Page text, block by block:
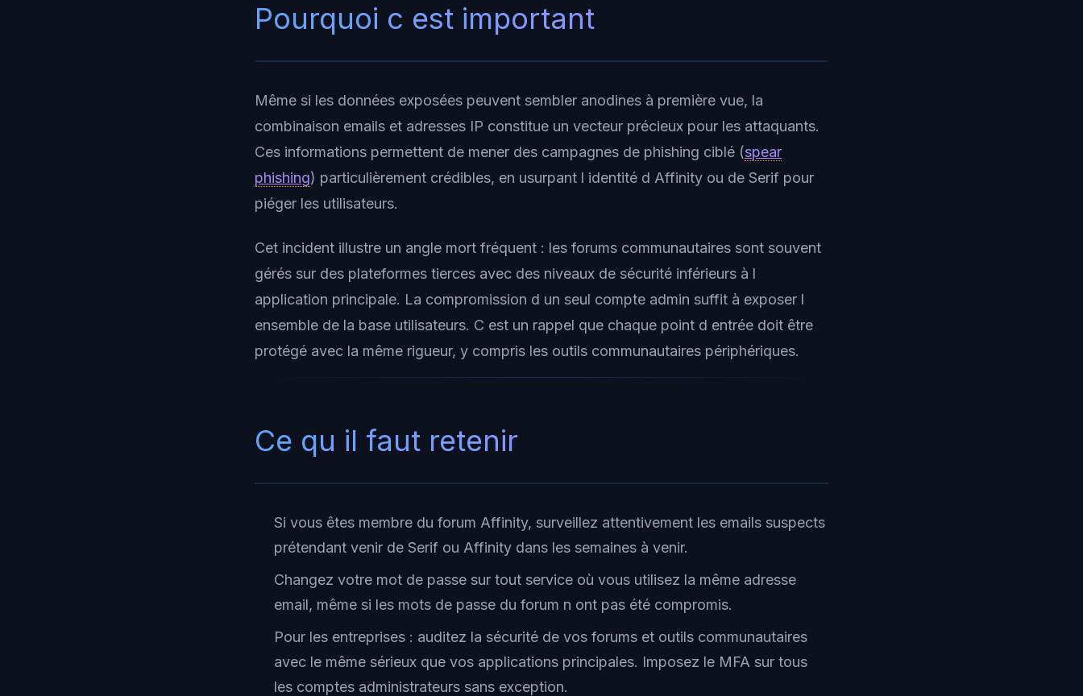
Pourquoi c est important
Même si les données exposées peuvent sembler anodines à première vue, la
combinaison emails et adresses IP constitue un vecteur précieux pour les attaquants.
Ces informations permettent de mener des campagnes de phishing ciblé (spear
phishing) particulièrement crédibles, en usurpant l identité d Affinity ou de Serif pour
piéger les utilisateurs.
Cet incident illustre un angle mort fréquent : les forums communautaires sont souvent
gérés sur des plateformes tierces avec des niveaux de sécurité inférieurs à l
application principale. La compromission d un seul compte admin suffit à exposer l
ensemble de la base utilisateurs. C est un rappel que chaque point d entrée doit être
protégé avec la même rigueur, y compris les outils communautaires périphériques.
Ce qu il faut retenir
Si vous êtes membre du forum Affinity, surveillez attentivement les emails suspects
prétendant venir de Serif ou Affinity dans les semaines à venir.
Changez votre mot de passe sur tout service où vous utilisez la même adresse
email, même si les mots de passe du forum n ont pas été compromis.
Pour les entreprises : auditez la sécurité de vos forums et outils communautaires
avec le même sérieux que vos applications principales. Imposez le MFA sur tous
les comptes administrateurs sans exception.